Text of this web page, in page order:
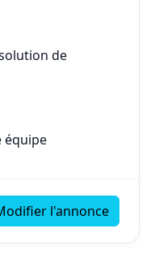
de
équipe
l'annonce